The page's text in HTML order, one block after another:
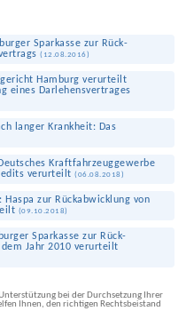
Sparkasse zur Rück­
( 12.08.2016)
Hamburg verurteilt
eines Darlehens­vertrages
langer Krankheit: Das
Kraftfahr­zeug­gewerbe
verurteilt( 06.08.2018 )
zur Rück­abwicklung von
(09.10.2018)
Sparkasse zur Rück­
Jahr 2010 verurteilt
bei der Durchsetzung Ihrer
Ihnen, den richtigen Rechtsbeistand